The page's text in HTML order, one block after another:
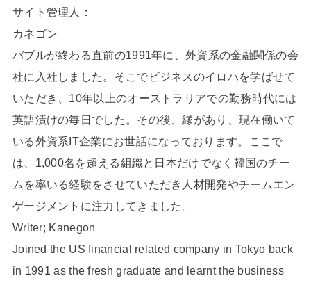
サイト管理人：
カネゴン
バブルが終わる直前の1991年に、外資系の金融関係の会
社に入社しました。そこでビジネスのイロハを学ばせて
いただき、10年以上のオーストラリアでの勤務時代には
英語漬けの毎日でした。その後、縁があり、現在働いて
いる外資系IT企業にお世話になっております。ここで
は、1,000名を超える組織と日本だけでなく韓国のチー
ムを率いる経験をさせていただき人材開発やチームエン
ゲージメントに注力してきました。
Writer; Kanegon
Joined the US financial related company in Tokyo back
in 1991 as the fresh graduate and learnt the business